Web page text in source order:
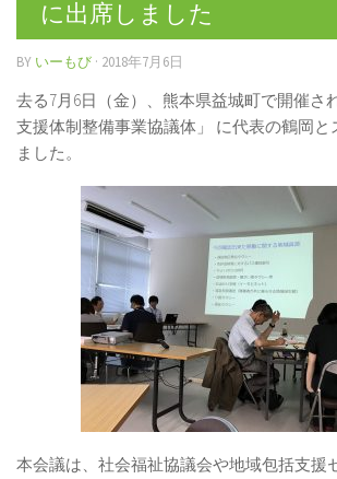
に出席しました
BY いーもび · 2018年7月6日
去る7月6日（金）、熊本県益城町で開催さ
支援体制整備事業協議体」 に代表の鶴岡と
ました。
本会議は、社会福祉協議会や地域包括支援